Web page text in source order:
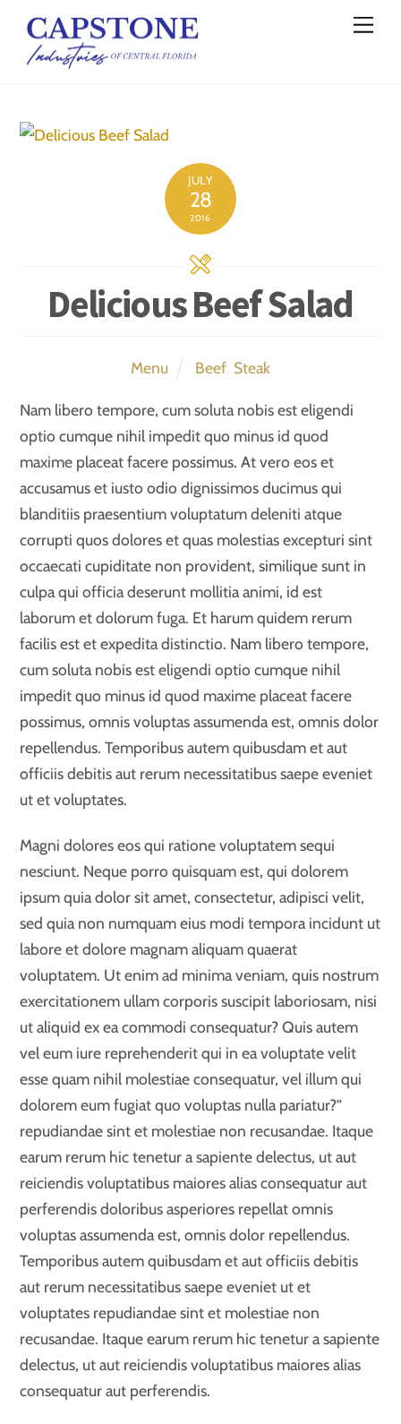
content
JULY
28
2016
Delicious Beef Salad
Menu Beef, Steak
Nam libero tempore, cum soluta nobis est eligendi
optio cumque nihil impedit quo minus id quod
maxime placeat facere possimus. At vero eos et
accusamus et iusto odio dignissimos ducimus qui
blanditiis praesentium voluptatum deleniti atque
corrupti quos dolores et quas molestias excepturi sint
occaecati cupiditate non provident, similique sunt in
culpa qui officia deserunt mollitia animi, id est
laborum et dolorum fuga. Et harum quidem rerum
facilis est et expedita distinctio. Nam libero tempore,
cum soluta nobis est eligendi optio cumque nihil
impedit quo minus id quod maxime placeat facere
possimus, omnis voluptas assumenda est, omnis dolor
repellendus. Temporibus autem quibusdam et aut
officiis debitis aut rerum necessitatibus saepe eveniet
ut et voluptates.
Magni dolores eos qui ratione voluptatem sequi
nesciunt. Neque porro quisquam est, qui dolorem
ipsum quia dolor sit amet, consectetur, adipisci velit,
sed quia non numquam eius modi tempora incidunt ut
labore et dolore magnam aliquam quaerat
voluptatem. Ut enim ad minima veniam, quis nostrum
exercitationem ullam corporis suscipit laboriosam, nisi
ut aliquid ex ea commodi consequatur? Quis autem
vel eum iure reprehenderit qui in ea voluptate velit
esse quam nihil molestiae consequatur, vel illum qui
dolorem eum fugiat quo voluptas nulla pariatur?”
repudiandae sint et molestiae non recusandae. Itaque
earum rerum hic tenetur a sapiente delectus, ut aut
reiciendis voluptatibus maiores alias consequatur aut
perferendis doloribus asperiores repellat omnis
voluptas assumenda est, omnis dolor repellendus.
Temporibus autem quibusdam et aut officiis debitis
aut rerum necessitatibus saepe eveniet ut et
voluptates repudiandae sint et molestiae non
recusandae. Itaque earum rerum hic tenetur a sapiente
delectus, ut aut reiciendis voluptatibus maiores alias
consequatur aut perferendis.